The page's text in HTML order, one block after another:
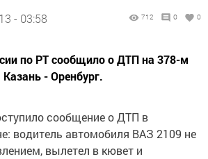
- 03:58 712 0 0
по РТ сообщило о ДТП на 378-м
- Оренбург.
сообщение о ДТП в
водитель автомобиля ВАЗ 2109 не
вылетел в кювет и